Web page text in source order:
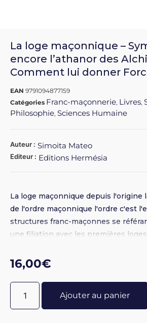
La loge maçonnique –
encore l’athanor des
Comment lui donner
EAN 9791094877159
Catégories Franc-maçonnerie, Livres,
Philosophie, Sciences Humaine
Auteur : Simoita Mateo
Editeur : Editions Hermésia
La loge maçonnique depuis l'origine
de l'ordre maçonnique l'ordre c'est
structures franc-maçonnes se
une filiation avec les premières
l'admission sous la forme de
c'est dans la loge que s'effectue
méthode maçonnique que l'on peut
comme étant une lecture du monde,
humaines, du partage du chemin de
16,00€
Ajouter au panier